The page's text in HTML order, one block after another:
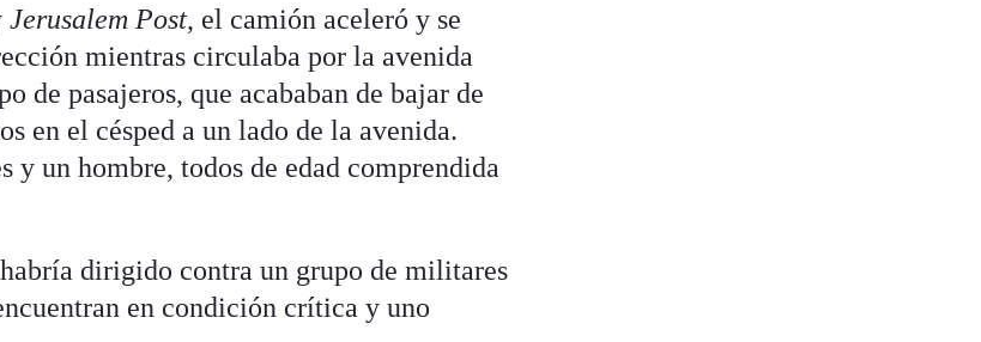
Jerusalem Post, el camión aceleró y se
mientras circulaba por la avenida
de pasajeros, que acababan de bajar de
en el césped a un lado de la avenida.
y un hombre, todos de edad comprendida
dirigido contra un grupo de militares
en condición crítica y uno